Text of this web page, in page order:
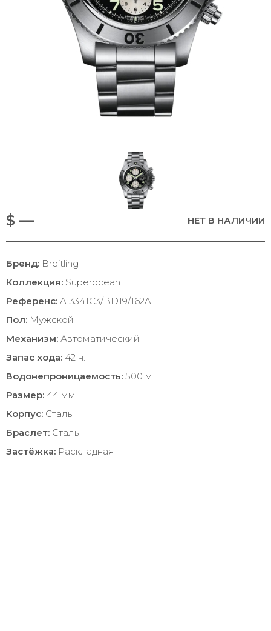
$ — НЕТ В НАЛИЧИИ
Бренд: Breitling
Коллекция: Superocean
Референс: A13341C3/BD19/162A
Пол: Мужской
Механизм: Автоматический
Запас хода: 42 ч.
Водонепроницаемость: 500 м
Размер: 44 мм
Корпус: Сталь
Браслет: Сталь
Застёжка: Раскладная